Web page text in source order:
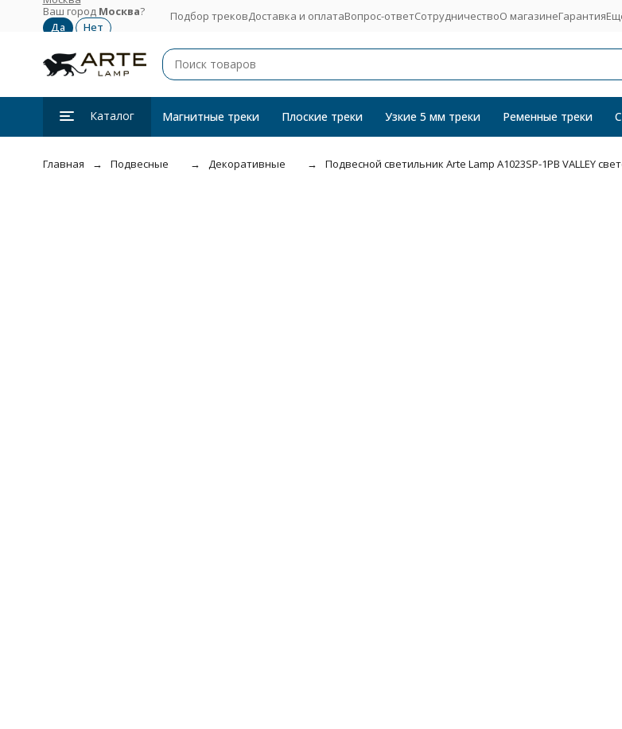
Ваш город Москва? Подбор трековДоставка и оплатаВопрос-ответСотрудничествоО магазинеГарантия
Каталог Магнитные треки Плоские треки Узкие 5 мм треки Ременные треки
Главная Подвесные Декоративные Подвесной светильник Arte Lamp A1023SP-1PB VALLEY